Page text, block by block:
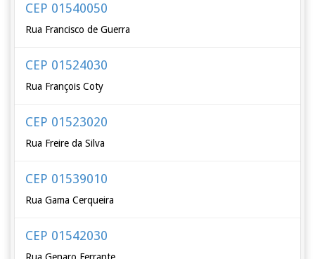
CEP 01540050
Rua Francisco de Guerra
CEP 01524030
Rua François Coty
CEP 01523020
Rua Freire da Silva
CEP 01539010
Rua Gama Cerqueira
CEP 01542030